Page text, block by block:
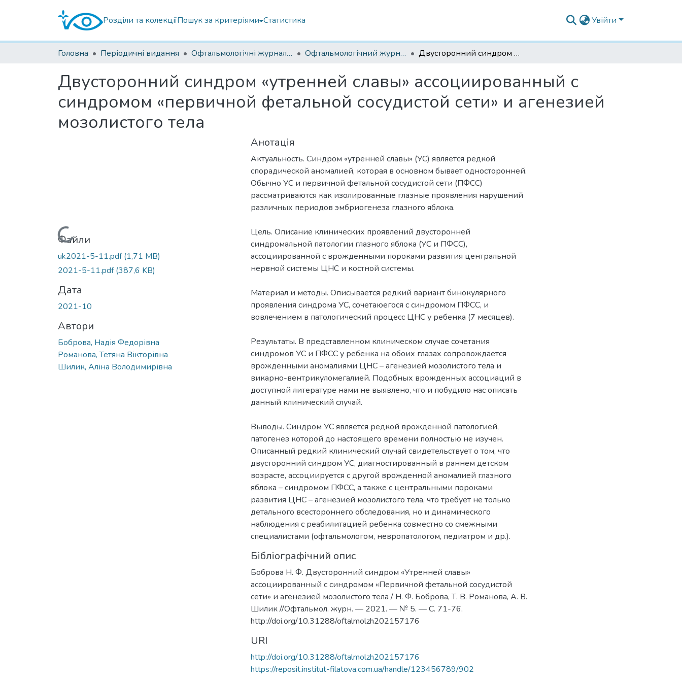
Розділи та колекціїПошук за критеріями Статистика Увійти
Головна Періодичні видання Офтальмологічні журнали українські Офтальмологічний журнал 2021 Двусторонний синдром «утренней славы» ассоциированный с синдромом «первичной фетальной сосудистой сети» и агенезией мозолистого тела
Двусторонний синдром «утренней славы» ассоциированный с
синдромом «первичной фетальной сосудистой сети» и агенезией
мозолистого тела
Вантажиться...
Файли
uk2021-5-11.pdf(1,71 MB)
2021-5-11.pdf(387,6 KB)
Дата
2021-10
Автори
Боброва, Надія Федорівна
Романова, Тетяна Вікторівна
Шилик, Аліна Володимирівна
Анотація
Актуальность. Синдром «утренней славы» (УС) является редкой
спорадической аномалией, которая в основном бывает односторонней.
Обычно УС и первичной фетальной сосудистой сети (ПФСС)
рассматриваются как изолированные глазные проявления нарушений
различных периодов эмбриогенеза глазного яблока.
Цель. Описание клинических проявлений двусторонней
синдромальной патологии глазного яблока (УС и ПФСС),
ассоциированной с врожденными пороками развития центральной
нервной системы ЦНС и костной системы.
Материал и методы. Описывается редкий вариант бинокулярного
проявления синдрома УС, сочетаюегося с синдромом ПФСС, и
вовлечением в патологический процесс ЦНС у ребенка (7 месяцев).
Результаты. В представленном клиническом случае сочетания
синдромов УС и ПФСС у ребенка на обоих глазах сопровождается
врожденными аномалиями ЦНС – агенезией мозолистого тела и
викарно-вентрикуломегалией. Подобных врожденных ассоциаций в
доступной литературе нами не выявлено, что и побудило нас описать
данный клинический случай.
Выводы. Синдром УС является редкой врожденной патологией,
патогенез которой до настоящего времени полностью не изучен.
Описанный редкий клинический случай свидетельствует о том, что
двусторонний синдром УС, диагностированный в раннем детском
возрасте, ассоциируется с другой врожденной аномалией глазного
яблока – синдромом ПФСС, а также с центральными пороками
развития ЦНС – агенезией мозолистого тела, что требует не только
детального всестороннего обследования, но и динамического
наблюдения с реабилитацией ребенка совместно со смежными
специалистами (офтальмологом, невропатологом, педиатром и др.).
Бібліографічний опис
Боброва Н. Ф. Двусторонний синдром «Утренней славы»
ассоциированный с синдромом «Первичной фетальной сосудистой
сети» и агенезией мозолистого тела / Н. Ф. Боброва, Т. В. Романова, А. В.
Шилик //Офтальмол. журн. — 2021. — № 5. — С. 71-76.
http://doi.org/10.31288/oftalmolzh202157176
URI
http://doi.org/10.31288/oftalmolzh202157176
https://reposit.institut-filatova.com.ua/handle/123456789/902